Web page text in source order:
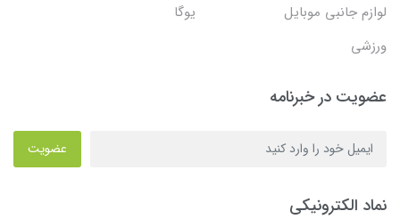
لوازم جانبی موبایل
یوگا
ورزشی
عضویت در خبرنامه
عضویت
نماد الکترونیکی